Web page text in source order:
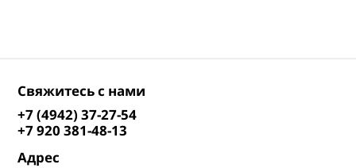
Свяжитесь с нами
+7 (4942) 37-27-54
+7 920 381-48-13
Адрес